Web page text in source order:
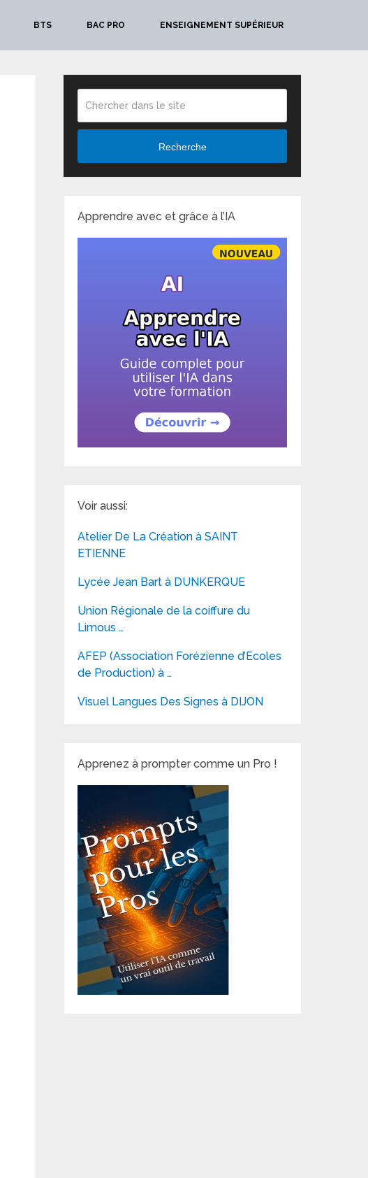
BTS BAC PRO ENSEIGNEMENT SUPÉRIEUR
Recherche
Apprendre avec et grâce à l’IA
Voir aussi:
Atelier De La Création à SAINT
ETIENNE
Lycée Jean Bart à DUNKERQUE
Union Régionale de la coiffure du
Limous …
AFEP (Association Forézienne d’Ecoles
de Production) à …
Visuel Langues Des Signes à DIJON
Apprenez à prompter comme un Pro !